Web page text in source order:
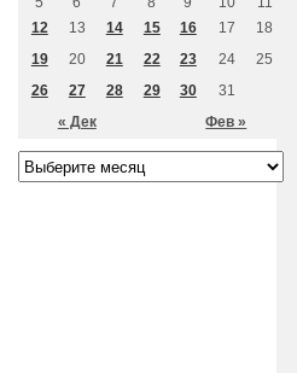
« Дек Фев »
12
13 14 15 16 17
18
19
20 21 22 23 24
25
26
27 28 29 30 31